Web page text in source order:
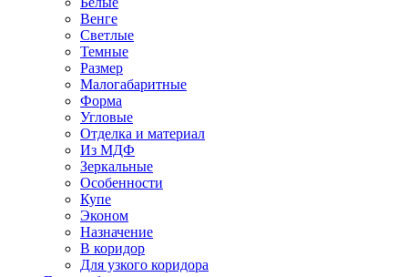
Венге
Светлые
Темные
Размер
Малогабаритные
Форма
Угловые
Отделка и материал
Из МДФ
Зеркальные
Особенности
Купе
Эконом
Назначение
В коридор
Для узкого коридора